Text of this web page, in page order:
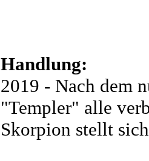
Handlung:
2019 - Nach dem
"Templer" alle
Skorpion stellt